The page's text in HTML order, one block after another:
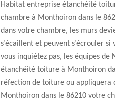
Habitat entreprise étanchéité
chambre à Monthoiron dans le
dans votre chambre, les murs
s’écaillent et peuvent s’écrouler
vous inquiétez pas, les équipes
étanchéité toiture à Monthoiron
réfection de toiture ou appliquera
Monthoiron dans le 86210 votre